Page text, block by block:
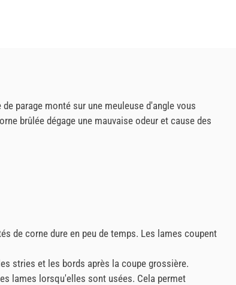
parage monté sur une meuleuse d'angle vous
brûlée dégage une mauvaise odeur et cause des
de corne dure en peu de temps. Les lames coupent
stries et les bords après la coupe grossière.
lames lorsqu'elles sont usées. Cela permet